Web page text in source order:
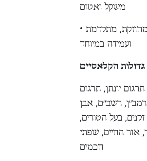
משקל ואטום
• כריכה ספרייתית מחוזקת, מתקדמת
ועמידה במיוחד
יונתן, תרגום
רשב״ם, אבן
בעל הטורים,
אור החיים, שפתי
חכמים